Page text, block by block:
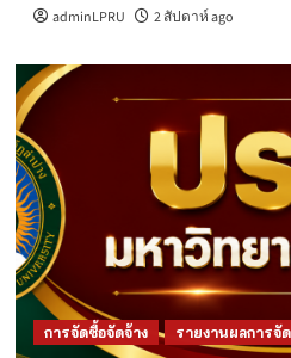
adminLPRU 2 สัปดาห์ ago
การจัดซื้อจัดจ้าง รายงานผลการจั